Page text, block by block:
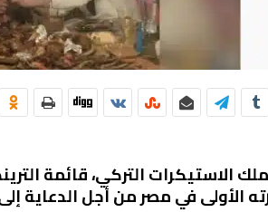
الاستيكرات التركي، قائمة
الأولى في مصر من أجل